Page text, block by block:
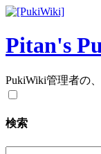
Pitan's
PukiWiki管理者の
検索